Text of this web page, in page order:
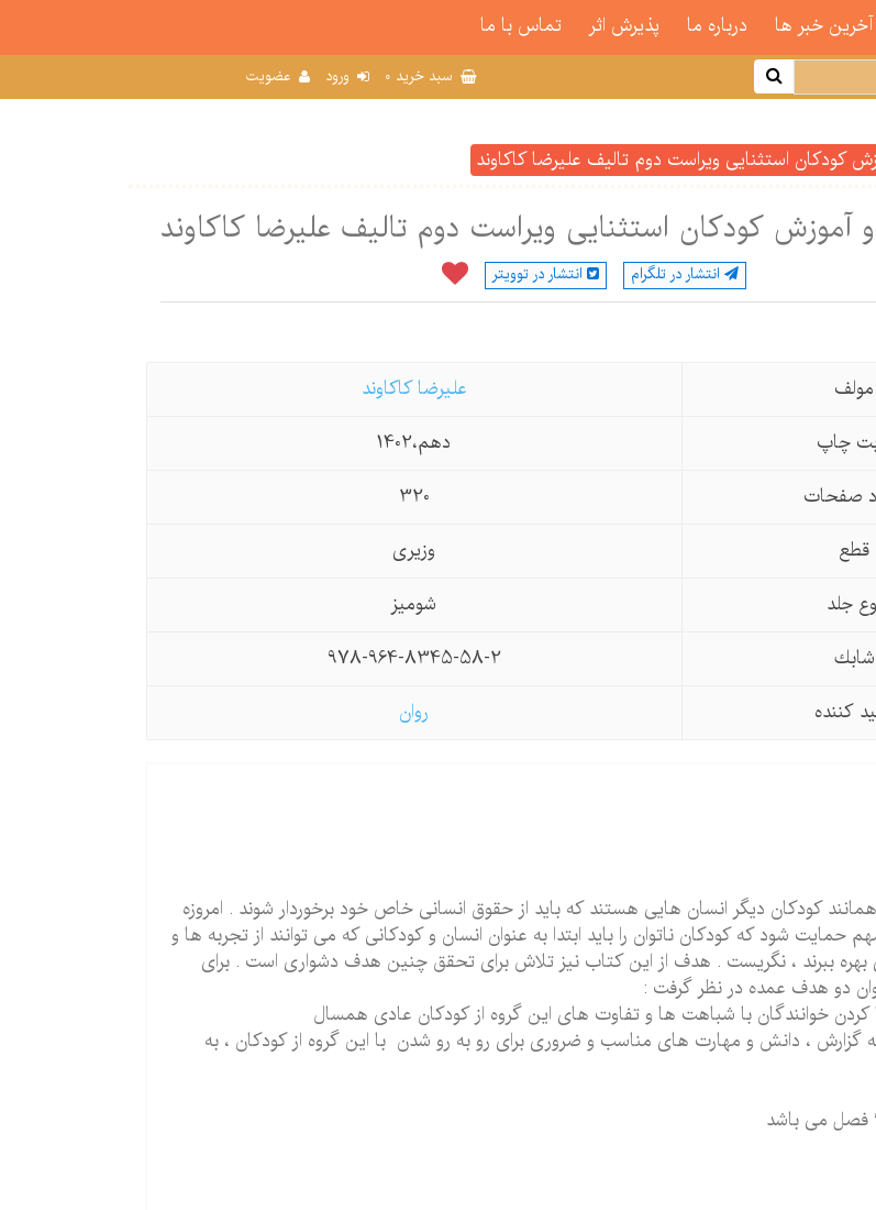
آخرین خبر ها درباره ما پذیرش اثر تماس با ما
سبد خرید 0 ورود عضویت
کودکان استثنایی ویراست دوم تالیف علیرضا کاکاوند
آموزش کودکان استثنایی ویراست دوم تالیف علیرضا کاکاوند
انتشار در تلگرام انتشار در توویتر
مولف
علیرضا کاکاوند
چاپ
دهم،1402
صفحات
320
قطع
وزیری
جلد
شومیز
شابك
978-964-8345-58-2
كننده
روان
کودکان دیگر انسان هایی هستند که باید از حقوق انسانی خاص خود برخوردار شوند . امروزه
حمایت شود که کودکان ناتوان را باید ابتدا به عنوان انسان و کودکانی که می توانند از تجربه ها و
ببرند ، نگریست . هدف از این کتاب نیز تلاش برای تحقق چنین هدف دشواری است . برای
دو هدف عمده در نظر گرفت :
خوانندگان با شباهت ها و تفاوت های این گروه از کودکان عادی همسال
گزارش ، دانش و مهارت های مناسب و ضروری برای رو به رو شدن با این گروه از کودکان ، به